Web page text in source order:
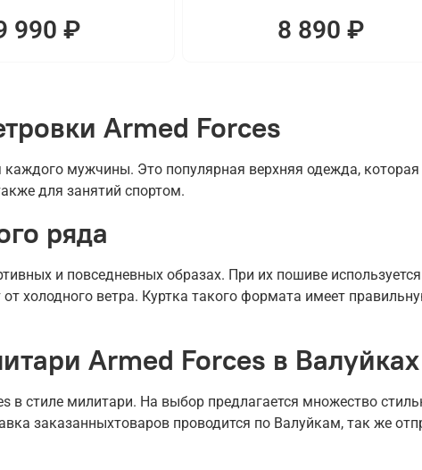
990 ₽ 8 890 ₽
Armed Forces
мужчины. Это популярная верхняя одежда,
для занятий спортом.
ряда
и повседневных образах. При их пошиве
холодного ветра. Куртка такого формата имеет
Armed Forces в
в стиле милитари. На выбор предлагается множество
заказанныхтоваров проводится по Валуйкам, так же